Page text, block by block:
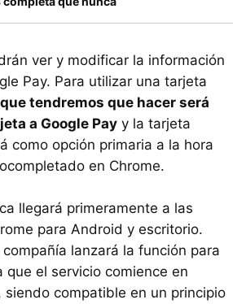
ver y modificar la información
Pay. Para utilizar una tarjeta
tendremos que hacer será
a Google Pay y la tarjeta
como opción primaria a la hora
en Chrome.
llegará primeramente a las
para Android y escritorio.
lanzará la función para
que el servicio comience en
siendo compatible en un principio